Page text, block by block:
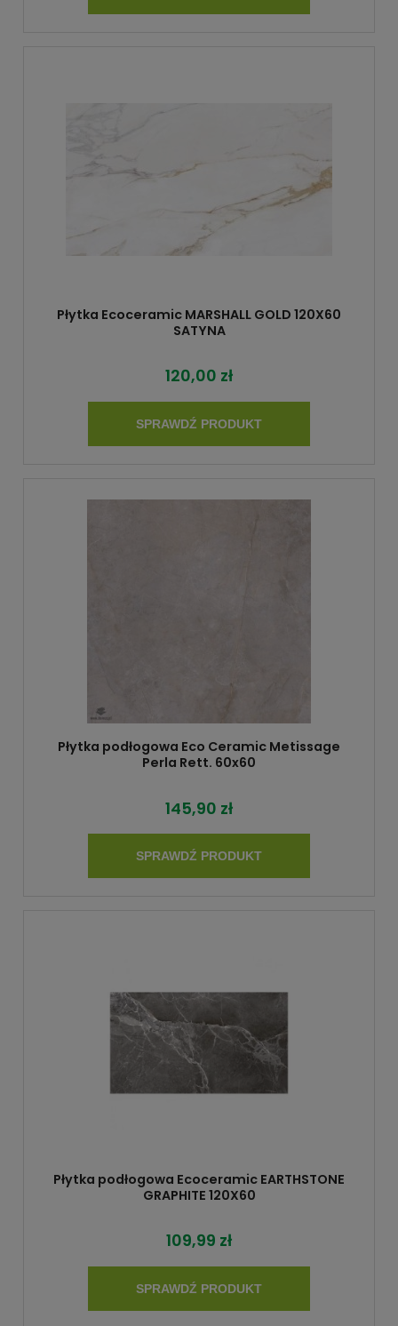
Płytka Ecoceramic MARSHALL GOLD 120X60
SATYNA
120,00 zł
SPRAWDŹ PRODUKT
Płytka podłogowa Eco Ceramic Metissage
Perla Rett. 60x60
145,90 zł
SPRAWDŹ PRODUKT
Płytka podłogowa Ecoceramic EARTHSTONE
GRAPHITE 120X60
109,99 zł
SPRAWDŹ PRODUKT